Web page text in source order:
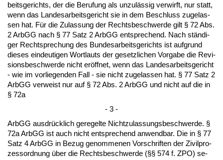
beits­ge­richts, der die Be­ru­fung als un­zulässig ver­wirft, nur statt,
wenn das Lan­des­ar­beits­ge­richt sie in dem Be­schluss zu­ge­las­
sen hat. Für die Zu­las­sung der Rechts­be­schwer­de gilt § 72 Abs.
2 ArbGG nach § 77 Satz 2 ArbGG ent­spre­chend. Nach ständi­
ger Recht­spre­chung des Bun­des­ar­beits­ge­richts ist auf­grund
die­ses ein­deu­ti­gen Wort­lauts der ge­setz­li­chen Vor­ga­be die Re­vi­
si­ons­be­schwer­de nicht eröff­net, wenn das Lan­des­ar­beits­ge­richt
- wie im vor­lie­gen­den Fall - sie nicht zu­ge­las­sen hat. § 77 Satz 2
ArbGG ver­weist nur auf § 72 Abs. 2 ArbGG und nicht auf die in
§ 72a
- 3 -
ArbGG aus­drück­lich ge­re­gel­te Nicht­zu­las­sungs­be­schwer­de. §
72a ArbGG ist auch nicht ent­spre­chend an­wend­bar. Die in § 77
Satz 4 ArbGG in Be­zug ge­nom­me­nen Vor­schrif­ten der Zi­vil­pro­
zess­ord­nung über die Rechts­be­schwer­de (§§ 574 f. ZPO) se­